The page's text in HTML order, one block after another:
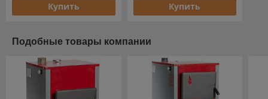
Купить Купить
Подобные товары компании